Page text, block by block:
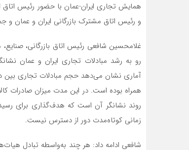
همایش تجاری ایران-عمان با حضور رئیس اتاق
و رئیس اتاق مشترک بازرگانی ایران و عمان و
غلامحسین شافعی رئیس اتاق بازرگانی،
رو به رشد مبادلات تجاری ایران و عمان
زمانی کوتاه‌مدت دور از دسترس نیست.
شافعی ادامه داد: هر چند به‌واسطه تبادل